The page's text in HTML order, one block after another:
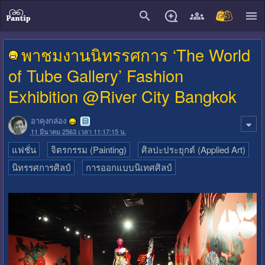
พาชมงานนิทรรศการ ‘The World
of Tube Gallery’ Fashion
Exhibition @River City Bangkok
อาคุงกล่อง
11 มีนาคม 2563 เวลา 11:17:15 น.
แฟชั่น จิตรกรรม (Painting)
ศิลปะประยุกต์ (Applied Art)
นิทรรศการศิลป์
การออกแบบนิเทศศิลป์
close